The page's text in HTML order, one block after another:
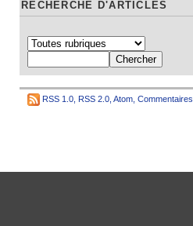
RECHERCHE D'ARTICLES
RSS 1.0 RSS 2.0 Atom Commentaires